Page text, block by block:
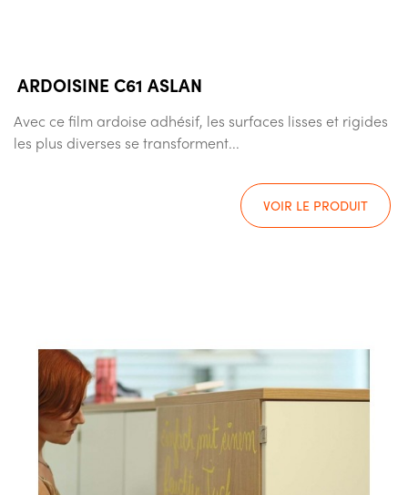
ARDOISINE C61 ASLAN
Avec ce film ardoise adhésif, les surfaces lisses et rigides
les plus diverses se transforment...
VOIR LE PRODUIT